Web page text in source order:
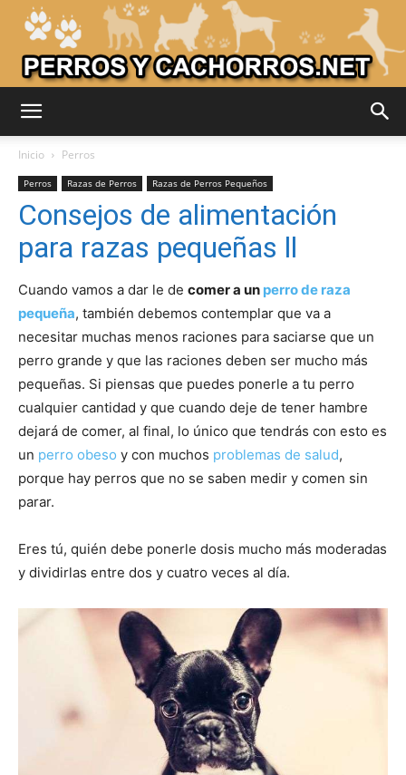
Perros
–
Razas
de
Fotos
Inicio Perros
Perros Razas de Perros Razas de Perros Pequeños
Consejos de alimentación
para razas pequeñas ll
Cuando vamos a dar le de comer a un perro de raza
pequeña, también debemos contemplar que va a
necesitar muchas menos raciones para saciarse que un
perro grande y que las raciones deben ser mucho más
pequeñas. Si piensas que puedes ponerle a tu perro
cualquier cantidad y que cuando deje de tener hambre
dejará de comer, al final, lo único que tendrás con esto es
un perro obeso y con muchos problemas de salud,
porque hay perros que no se saben medir y comen sin
parar.
Eres tú, quién debe ponerle dosis mucho más moderadas
y dividirlas entre dos y cuatro veces al día.